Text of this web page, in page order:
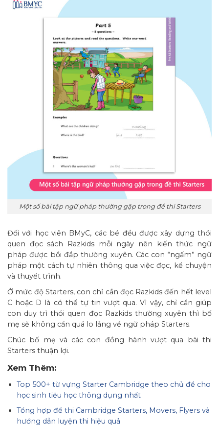
Một số bài tập ngữ pháp thường gặp trong đề thi Starters
Đối với học viên BMyC, các bé đều được xây dựng thói
quen đọc sách Razkids mỗi ngày nên kiến thức ngữ
pháp được bồi đắp thường xuyên. Các con “ngấm” ngữ
pháp một cách tự nhiên thông qua việc đọc, kể chuyện
và thuyết trình.
Ở mức độ Starters, con chỉ cần đọc Razkids đến hết level
C hoặc D là có thể tự tin vượt qua. Vì vậy, chỉ cần giúp
con duy trì thói quen đọc Razkids thường xuyên thì bố
mẹ sẽ không cần quá lo lắng về ngữ pháp Starters.
Chúc bố mẹ và các con đồng hành vượt qua bài thi
Starters thuận lợi.
Xem Thêm:
Top 500+ từ vựng Starter Cambridge theo chủ đề cho
học sinh tiểu học thông dụng nhất
Tổng hợp đề thi Cambridge Starters, Movers, Flyers và
hướng dẫn luyện thi hiệu quả